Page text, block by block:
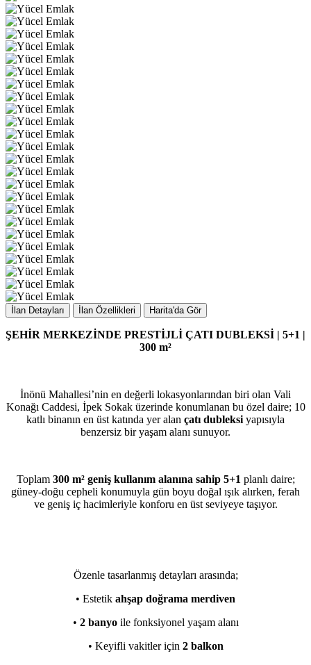
İlan Detayları İlan Özellikleri Harita'da Gör
ŞEHİR MERKEZİNDE PRESTİJLİ ÇATI DUBLEKSİ | 5+1 |
300 m²
İnönü Mahallesi’nin en değerli lokasyonlarından biri olan Vali
Konağı Caddesi, İpek Sokak üzerinde konumlanan bu özel daire; 10
katlı binanın en üst katında yer alan çatı dubleksi yapısıyla
benzersiz bir yaşam alanı sunuyor.
Toplam 300 m² geniş kullanım alanına sahip 5+1 planlı daire;
güney-doğu cepheli konumuyla gün boyu doğal ışık alırken, ferah
ve geniş iç hacimleriyle konforu en üst seviyeye taşıyor.
Özenle tasarlanmış detayları arasında;
• Estetik ahşap doğrama merdiven
• 2 banyoile fonksiyonel yaşam alanı
• Keyifli vakitler için 2 balkon